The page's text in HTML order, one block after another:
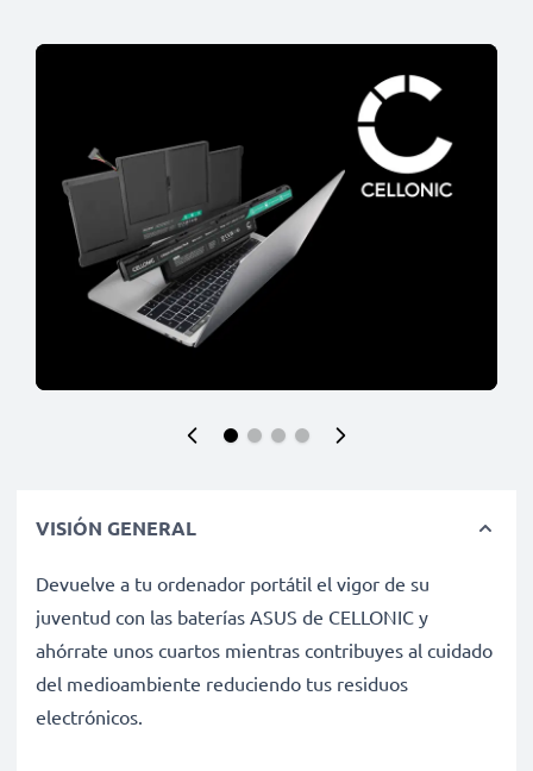
VISIÓN GENERAL
Devuelve a tu ordenador portátil el vigor de su
juventud con las baterías ASUS de CELLONIC y
ahórrate unos cuartos mientras contribuyes al cuidado
del medioambiente reduciendo tus residuos
electrónicos.